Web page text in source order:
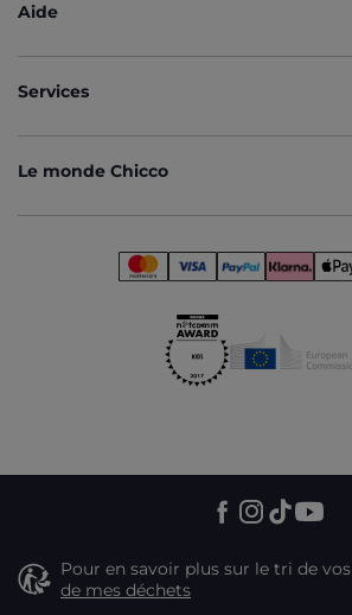
Aide
Services
Le monde Chicco
Pour en savoir plus sur le tri de
de mes déchets